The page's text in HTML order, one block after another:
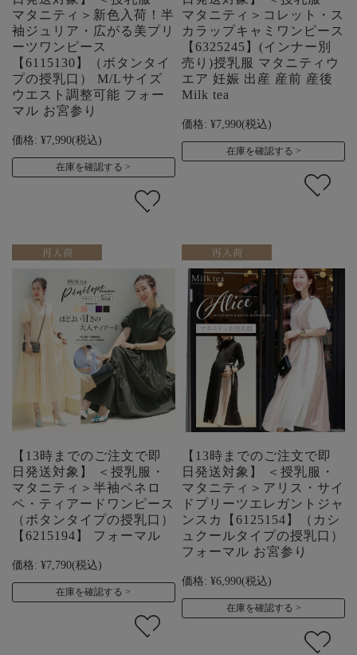
マタニティ＞新色入荷！半
袖ジュリア・広がる美プリ
ーツワンピース
【6115130】（ボタンタイ
プの授乳口） M/Lサイズ
ウエスト調整可能 フォー
マル お宮参り
価格: ¥7,990(税込)
在庫を確認する
マタニティ＞コレット・ス
カラップキャミワンピース
【6325245】(インナー別
売り)授乳服 マタニティウ
エア 妊娠 出産 産前 産後
Milk tea
価格: ¥7,990(税込)
在庫を確認する
【13時までのご注文で即
日発送対象】 ＜授乳服・
マタニティ＞半袖ペネロ
ペ・ティアードワンピース
（ボタンタイプの授乳口）
【6215194】 フォーマル
価格: ¥7,790(税込)
在庫を確認する
【13時までのご注文で即
日発送対象】 ＜授乳服・
マタニティ＞アリス・サイ
ドプリーツエレガントジャ
ンスカ【6125154】（カシ
ュクールタイプの授乳口）
フォーマル お宮参り
価格: ¥6,990(税込)
在庫を確認する